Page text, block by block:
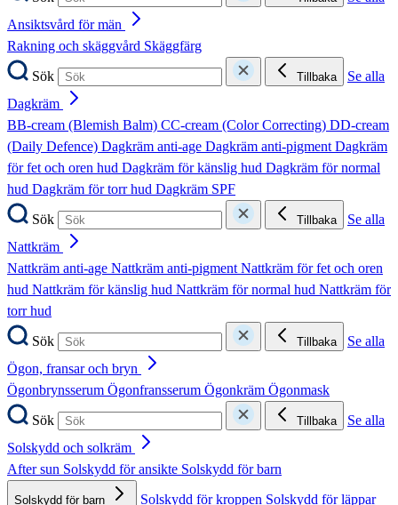
Ansiktsvård för män
Rakning och skäggvård Skäggfärg
Sök
Tillbaka
Se alla
Dagkräm
BB-cream (Blemish Balm) CC-cream (Color Correcting) DD-cream
(Daily Defence) Dagkräm anti-age Dagkräm anti-pigmentDagkräm
för fet och oren hud Dagkräm för känslig hud Dagkräm för normal
hud Dagkräm för torr hud Dagkräm SPF
Sök
Tillbaka
Se alla
Nattkräm
Nattkräm anti-age Nattkräm anti-pigmentNattkräm för fet och oren
hud Nattkräm för känslig hud Nattkräm för normal hud Nattkräm för
torr hud
Sök
Tillbaka
Se alla
Ögon, fransar och bryn
Ögonbrynsserum Ögonfransserum Ögonkräm Ögonmask
Sök
Tillbaka
Se alla
Solskydd och solkräm
After sun Solskydd för ansikte Solskydd för barn
Solskydd för barn Solskydd för kroppen Solskydd för läppar